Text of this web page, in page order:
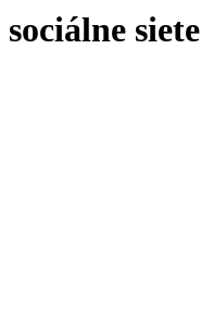
sociálne siete